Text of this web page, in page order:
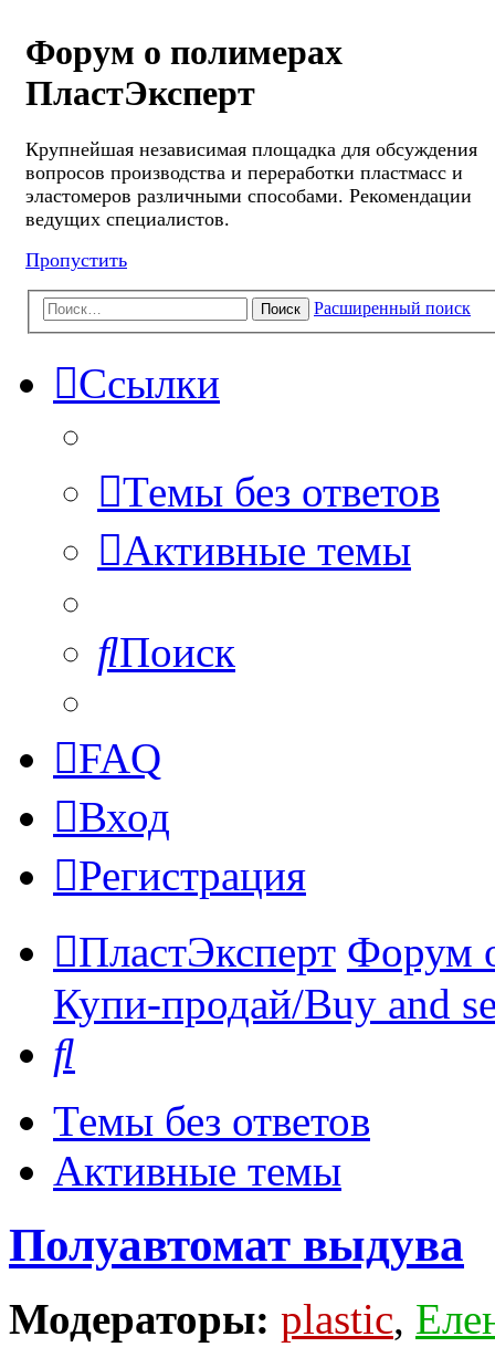
Форум о полимерах
ПластЭксперт
Крупнейшая независимая площадка для обсуждения
вопросов производства и переработки пластмасс и
эластомеров различными способами. Рекомендации
ведущих специалистов.
Пропустить
Поиск Расширенный поиск
Ссылки
Темы без ответов
Активные темы
Поиск
FAQ
Вход
Регистрация
ПластЭксперт Форум
Купи-продай/Buy and
Темы без ответов
Активные темы
Полуавтомат выдува
Модераторы: plastic,